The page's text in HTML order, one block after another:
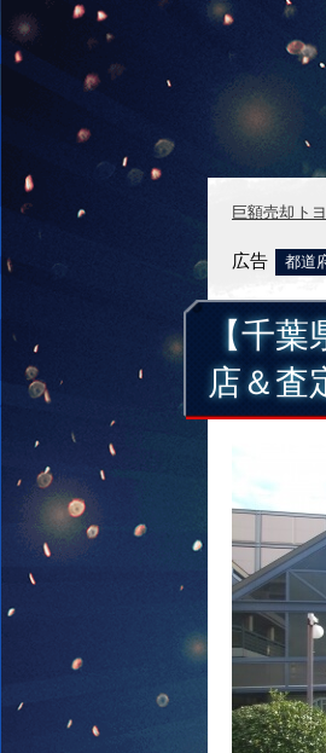
巨額売却ト
広告 都道
【千
店＆査